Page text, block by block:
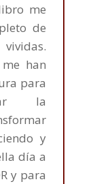
me
de
vividas.
han
para
la
y
día a
y para